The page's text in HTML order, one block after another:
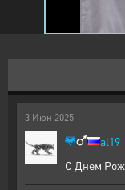
3 Июн 2025
al19
С Днем